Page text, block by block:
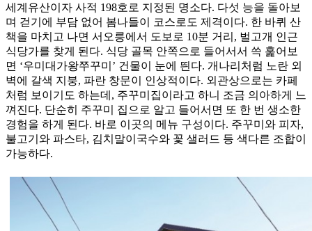
세계유산이자 사적 198호로 지정된 명소다. 다섯 능을 돌아보
며 걷기에 부담 없어 봄나들이 코스로도 제격이다. 한 바퀴 산
책을 마치고 나면 서오릉에서 도보로 10분 거리, 벌고개 인근
식당가를 찾게 된다. 식당 골목 안쪽으로 들어서서 쓱 훑어보
면 ‘우미대가왕쭈꾸미’ 건물이 눈에 띈다. 개나리처럼 노란 외
벽에 갈색 지붕, 파란 창문이 인상적이다. 외관상으로는 카페
처럼 보이기도 하는데, 주꾸미집이라고 하니 조금 의아하게 느
껴진다. 단순히 주꾸미 집으로 알고 들어서면 또 한 번 생소한
경험을 하게 된다. 바로 이곳의 메뉴 구성이다. 주꾸미와 피자,
불고기와 파스타, 김치말이국수와 꽃 샐러드 등 색다른 조합이
가능하다.